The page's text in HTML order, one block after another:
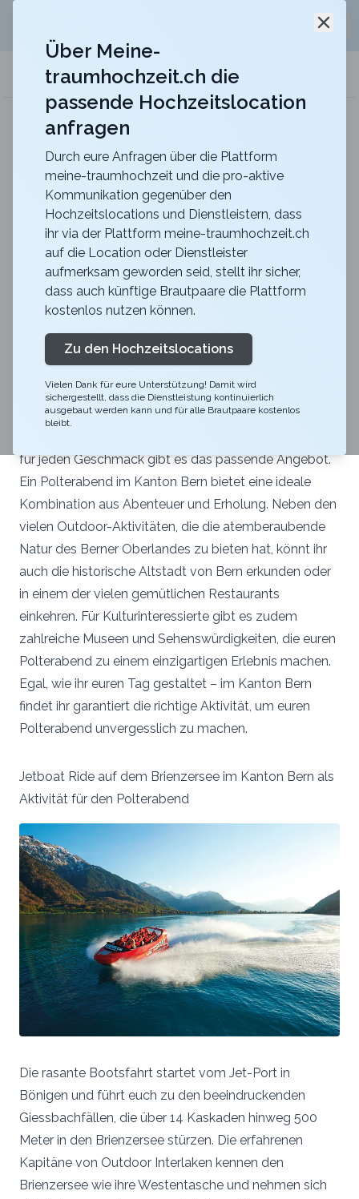
meine-traumhochzeit.ch
Schloss Laufen am Rheinfall
Heiraten im Schloss Laufen am Rheinfall, dort wo
Polterabend in der Schweiz
feiern
Die Schweiz bietet alles, was das Herz begehrt, und
hält für jeden Geschmack die passende Aktivität
seine Vielfalt aus. Ob ein spannender Escape Room
oder eine aufregende Schnitzeljagd in der Stadt Bern,
Zürich, Zug oder Luzern, actionreiches River Rafting
im Berner Oberland oder ein entspanntes Wellness-
für jeden Geschmack gibt es das passende Angebot.
Ein Polterabend im Kanton Bern bietet eine ideale
Kombination aus Abenteuer und Erholung. Neben den
vielen Outdoor-Aktivitäten, die die atemberaubende
Natur des Berner Oberlandes zu bieten hat, könnt ihr
auch die historische Altstadt von Bern erkunden oder
in einem der vielen gemütlichen Restaurants
einkehren. Für Kulturinteressierte gibt es zudem
zahlreiche Museen und Sehenswürdigkeiten, die euren
Polterabend zu einem einzigartigen Erlebnis machen.
Egal, wie ihr euren Tag gestaltet – im Kanton Bern
findet ihr garantiert die richtige Aktivität, um euren
Polterabend unvergesslich zu machen.
Jetboat Ride auf dem Brienzersee im Kanton Bern als
Aktivität für den Polterabend
Die rasante Bootsfahrt startet vom Jet-Port in
Bönigen und führt euch zu den beeindruckenden
Giessbachfällen, die über 14 Kaskaden hinweg 500
Meter in den Brienzersee stürzen. Die erfahrenen
Kapitäne von Outdoor Interlaken kennen den
Brienzersee wie ihre Westentasche und nehmen sich
Über Meine-
traumhochzeit.ch die
passende Hochzeitslocation
anfragen
Durch eure Anfragen über die Plattform
meine-traumhochzeit und die pro-aktive
Kommunikation gegenüber den
Hochzeitslocations und Dienstleistern, dass
ihr via der Plattform meine-traumhochzeit.ch
auf die Location oder Dienstleister
aufmerksam geworden seid, stellt ihr sicher,
dass auch künftige Brautpaare die Plattform
kostenlos nutzen können.
Zu den Hochzeitslocations
Vielen Dank für eure Unterstützung! Damit wird
sichergestellt, dass die Dienstleistung kontinuierlich
ausgebaut werden kann und für alle Brautpaare kostenlos
bleibt.